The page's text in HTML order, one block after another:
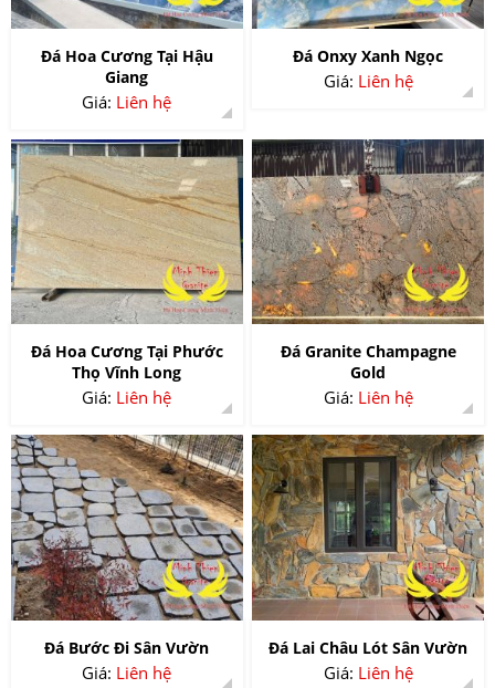
Đá Hoa Cương Tại Hậu
Giang
Giá: Liên hệ
Đá Onxy Xanh Ngọc
Giá: Liên hệ
Đá Hoa Cương Tại Phước
Thọ Vĩnh Long
Giá: Liên hệ
Đá Granite Champagne
Gold
Giá: Liên hệ
Đá Bước Đi Sân Vườn
Giá: Liên hệ
Đá Lai Châu Lót Sân Vườn
Giá: Liên hệ